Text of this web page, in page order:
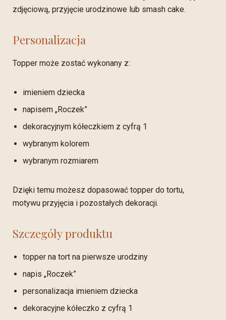
zdjęciową, przyjęcie urodzinowe lub smash cake.
Personalizacja
Topper może zostać wykonany z:
imieniem dziecka
napisem „Roczek”
dekoracyjnym kółeczkiem z cyfrą 1
wybranym kolorem
wybranym rozmiarem
Dzięki temu możesz dopasować topper do tortu,
motywu przyjęcia i pozostałych dekoracji.
Szczegóły produktu
topper na tort na pierwsze urodziny
napis „Roczek”
personalizacja imieniem dziecka
dekoracyjne kółeczko z cyfrą 1